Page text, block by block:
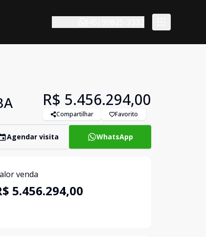
R$ 5.456.294,00
Compartilhar Favorito
Agendar visita WhatsApp
venda
5.456.294,00